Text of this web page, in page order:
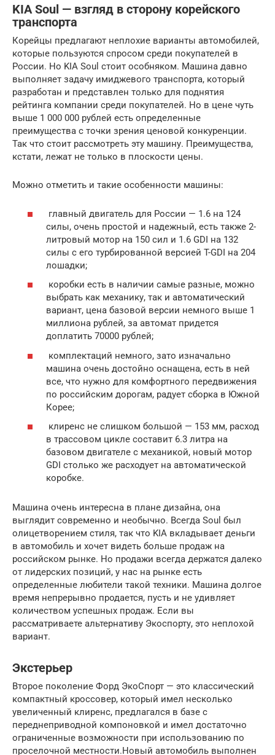
KIA Soul — взгляд в сторону корейского
транспорта
Корейцы предлагают неплохие варианты автомобилей,
которые пользуются спросом среди покупателей в
России. Но KIA Soul стоит особняком. Машина давно
выполняет задачу имиджевого транспорта, который
разработан и представлен только для поднятия
рейтинга компании среди покупателей. Но в цене чуть
выше 1 000 000 рублей есть определенные
преимущества с точки зрения ценовой конкуренции.
Так что стоит рассмотреть эту машину. Преимущества,
кстати, лежат не только в плоскости цены.
Можно отметить и такие особенности машины:
главный двигатель для России — 1.6 на 124
силы, очень простой и надежный, есть также 2-
литровый мотор на 150 сил и 1.6 GDI на 132
силы с его турбированной версией T-GDI на 204
лошадки;
коробки есть в наличии самые разные, можно
выбрать как механику, так и автоматический
вариант, цена базовой версии немного выше 1
миллиона рублей, за автомат придется
доплатить 70000 рублей;
комплектаций немного, зато изначально
машина очень достойно оснащена, есть в ней
все, что нужно для комфортного передвижения
по российским дорогам, радует сборка в Южной
Корее;
клиренс не слишком большой — 153 мм, расход
в трассовом цикле составит 6.3 литра на
базовом двигателе с механикой, новый мотор
GDI столько же расходует на автоматической
коробке.
Машина очень интересна в плане дизайна, она
выглядит современно и необычно. Всегда Soul был
олицетворением стиля, так что KIA вкладывает деньги
в автомобиль и хочет видеть больше продаж на
российском рынке. Но продажи всегда держатся далеко
от лидерских позиций, у нас на рынке есть
определенные любители такой техники. Машина долгое
время непрерывно продается, пусть и не удивляет
количеством успешных продаж. Если вы
рассматриваете альтернативу Экоспорту, это неплохой
вариант.
Экстерьер
Второе поколение Форд ЭкоСпорт — это классический
компактный кроссовер, который имел несколько
увеличенный клиренс, предлагался в базе с
переднеприводной компоновкой и имел достаточно
ограниченные возможности при использованию по
проселочной местности.Новый автомобиль выполнен